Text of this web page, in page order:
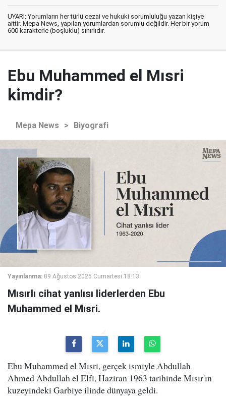
UYARI: Yorumların her türlü cezai ve hukuki sorumluluğu yazan kişiye
aittir. Mepa News, yapılan yorumlardan sorumlu değildir. Her bir yorum
600 karakterle (boşluklu) sınırlıdır.
Ebu Muhammed el Mısri
kimdir?
Mepa News > Biyografi
Yayınlanma: 09 Ağustos 2025 Cumartesi 18:13
Mısırlı cihat yanlısı liderlerden Ebu
Muhammed el Mısri.
Ebu Muhammed el Mısri, gerçek ismiyle Abdullah
Ahmed Abdullah el Elfi, Haziran 1963 tarihinde Mısır'ın
kuzeyindeki Garbiye ilinde dünyaya geldi.